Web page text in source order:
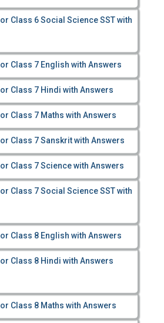
Class 6 Social Science SST with
Class 7 English with Answers
Class 7 Hindi with Answers
Class 7 Maths with Answers
Class 7 Sanskrit with Answers
Class 7 Science with Answers
Class 7 Social Science SST with
Class 8 English with Answers
Class 8 Hindi with Answers
Class 8 Maths with Answers